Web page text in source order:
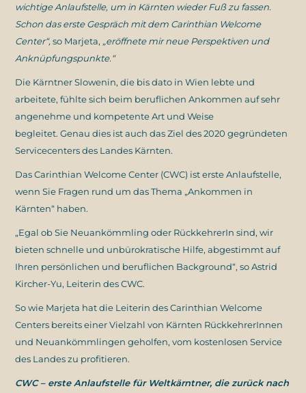
wichtige Anlaufstelle, um in Kärnten wieder Fuß zu fassen.
Schon das erste Gespräch mit dem Carinthian Welcome
Center“,so Marjeta, „eröffnete mir neue Perspektiven und
Anknüpfungspunkte.“
Die Kärntner Slowenin, die bis dato in Wien lebte und
arbeitete, fühlte sich beim beruflichen Ankommen auf sehr
angenehme und kompetente Art und Weise
begleitet. Genau dies ist auch das Ziel des 2020 gegründeten
Servicecenters des Landes Kärnten.
Das Carinthian Welcome Center (CWC) ist erste Anlaufstelle,
wenn Sie Fragen rund um das Thema „Ankommen in
Kärnten“ haben.
„Egal ob Sie Neuankömmling oder RückkehrerIn sind, wir
bieten schnelle und unbürokratische Hilfe, abgestimmt auf
Ihren persönlichen und beruflichen Background“, so Astrid
Kircher-Yu, Leiterin des CWC.
So wie Marjeta hat die Leiterin des Carinthian Welcome
Centers bereits einer Vielzahl von Kärnten RückkehrerInnen
und Neuankömmlingen geholfen, vom kostenlosen Service
des Landes zu profitieren.
CWC – erste Anlaufstelle für Weltkärntner, die zurück nach